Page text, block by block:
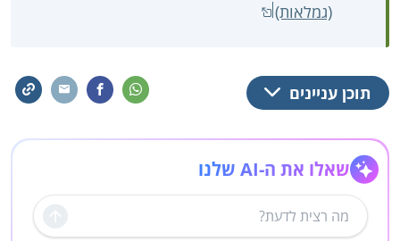
(גמלאות)
תוכן עניינים
שאלו את ה-AI שלנו
שליחה